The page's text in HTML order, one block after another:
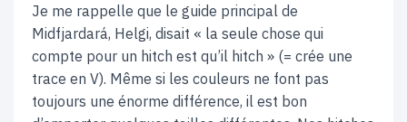
Je me rappelle que le guide principal de
Midfjardará, Helgi, disait « la seule chose qui
compte pour un hitch est qu’il hitch » (= crée une
trace en V). Même si les couleurs ne font pas
toujours une énorme différence, il est bon